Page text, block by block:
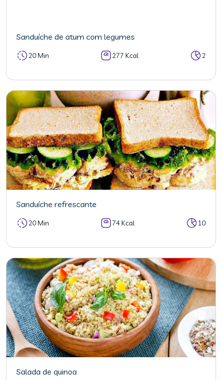
Sanduíche de atum com legumes
20 Min 277 Kcal 2
Sanduíche refrescante
20 Min 74 Kcal 10
Salada de quinoa